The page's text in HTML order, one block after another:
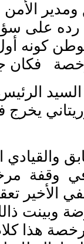
على
كونه
والقيادي
وقفة
الأخير
وبينت
هذا